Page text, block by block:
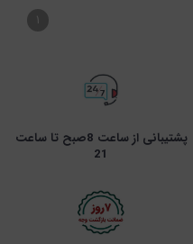
۱
پشتیبانی از ساعت 8صبح تا ساعت
21